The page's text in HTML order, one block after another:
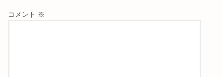
コメント ※